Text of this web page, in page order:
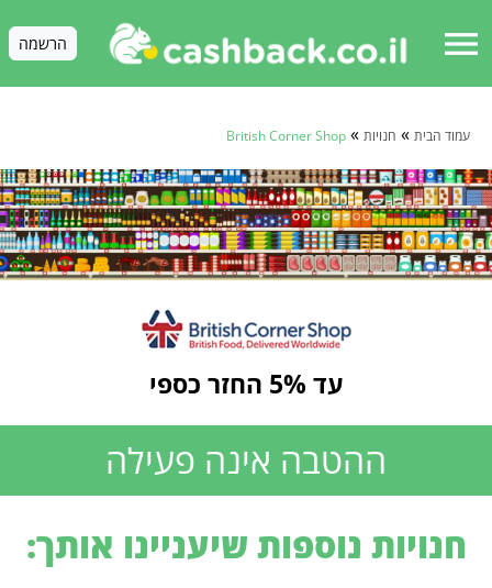
menu הרשמה
עמוד הבית » חנויות »
British Corner Shop
עד 5% החזר כספי
ההטבה אינה פעילה
חנויות נוספות שיעניינו אותך: